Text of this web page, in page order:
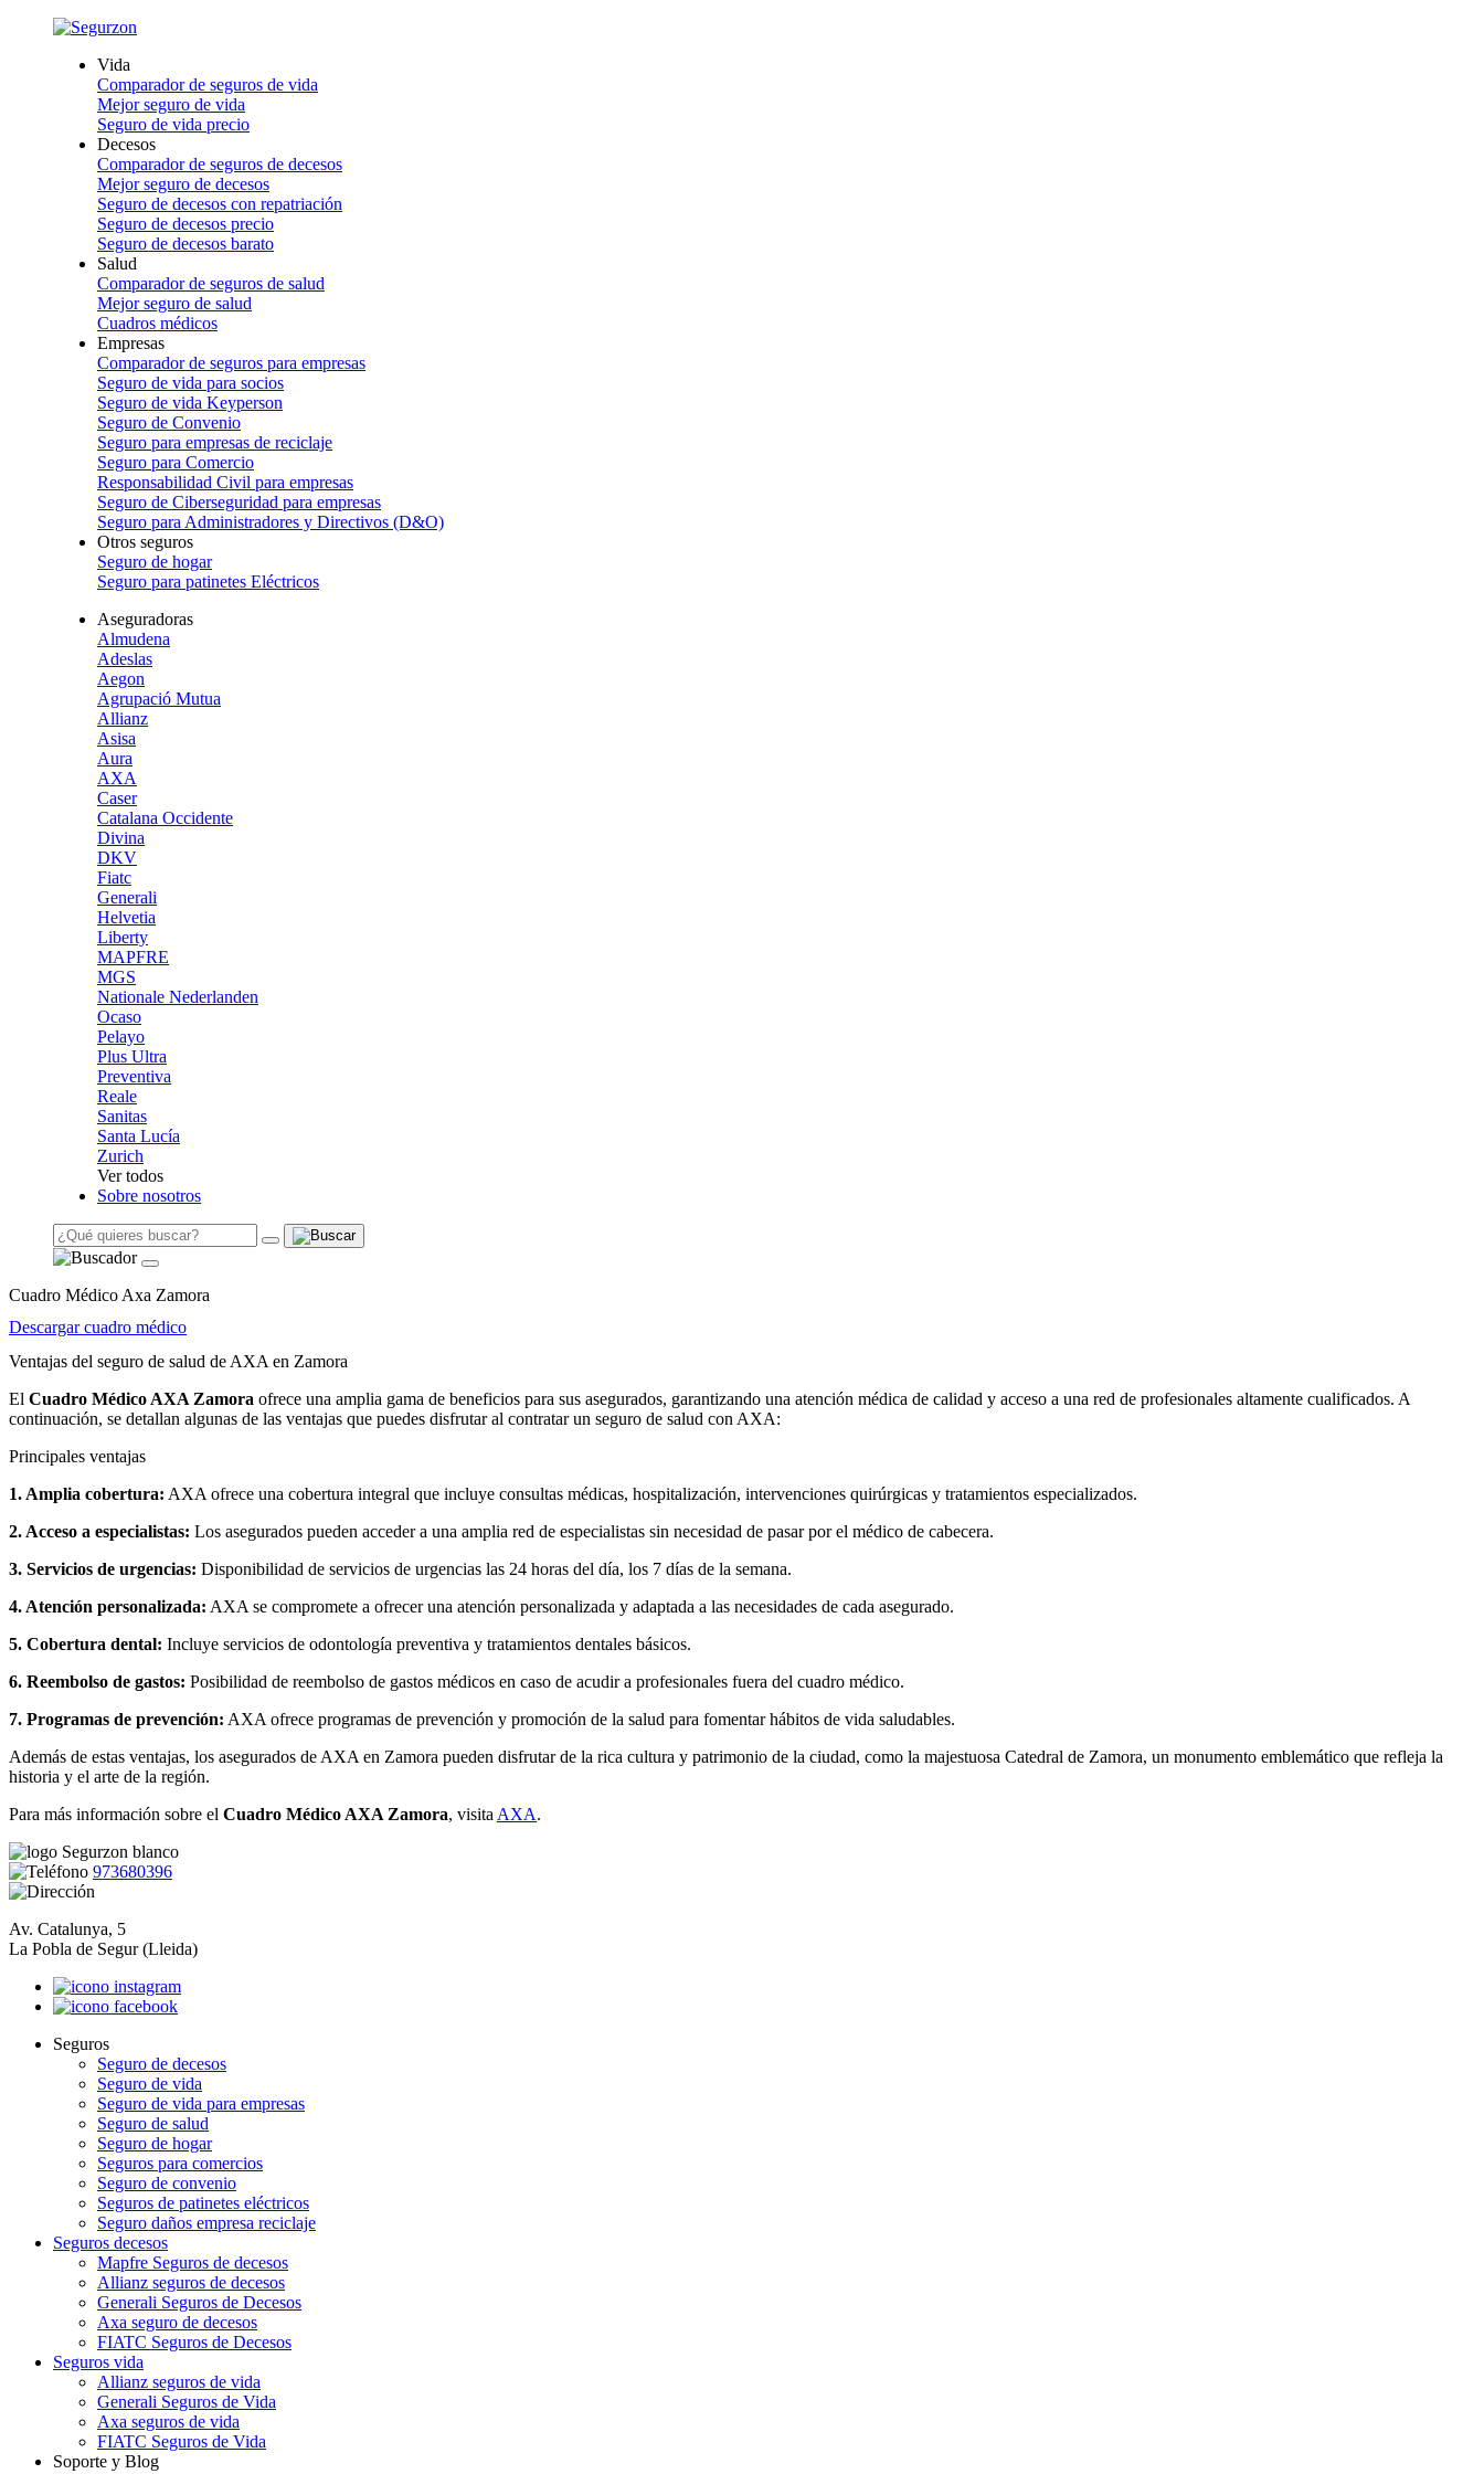
Vida
Comparador de seguros de vida
Mejor seguro de vida
Seguro de vida precio
Decesos
Comparador de seguros de decesos
Mejor seguro de decesos
Seguro de decesos con repatriación
Seguro de decesos precio
Seguro de decesos barato
Salud
Comparador de seguros de salud
Mejor seguro de salud
Cuadros médicos
Empresas
Comparador de seguros para empresas
Seguro de vida para socios
Seguro de vida Keyperson
Seguro de Convenio
Seguro para empresas de reciclaje
Seguro para Comercio
Responsabilidad Civil para empresas
Seguro de Ciberseguridad para empresas
Seguro para Administradores y Directivos (D&O)
Otros seguros
Seguro de hogar
Seguro para patinetes Eléctricos
Aseguradoras
Almudena
Adeslas
Aegon
Agrupació Mutua
Allianz
Asisa
Aura
AXA
Caser
Catalana Occidente
Divina
DKV
Fiatc
Generali
Helvetia
Liberty
MAPFRE
MGS
Nationale Nederlanden
Ocaso
Pelayo
Plus Ultra
Preventiva
Reale
Sanitas
Santa Lucía
Zurich
Ver todos
Sobre nosotros
Cuadro Médico Axa Zamora
Descargar cuadro médico
Ventajas del seguro de salud de AXA en Zamora
El Cuadro Médico AXA Zamora ofrece una amplia gama de beneficios para sus asegurados, garantizando una atención médica de calidad y acceso a una red de profesionales altamente cualificados. A
continuación, se detallan algunas de las ventajas que puedes disfrutar al contratar un seguro de salud con AXA:
Principales ventajas
1. Amplia cobertura: AXA ofrece una cobertura integral que incluye consultas médicas, hospitalización, intervenciones quirúrgicas y tratamientos especializados.
2. Acceso a especialistas: Los asegurados pueden acceder a una amplia red de especialistas sin necesidad de pasar por el médico de cabecera.
3. Servicios de urgencias: Disponibilidad de servicios de urgencias las 24 horas del día, los 7 días de la semana.
4. Atención personalizada: AXA se compromete a ofrecer una atención personalizada y adaptada a las necesidades de cada asegurado.
5. Cobertura dental: Incluye servicios de odontología preventiva y tratamientos dentales básicos.
6. Reembolso de gastos: Posibilidad de reembolso de gastos médicos en caso de acudir a profesionales fuera del cuadro médico.
7. Programas de prevención: AXA ofrece programas de prevención y promoción de la salud para fomentar hábitos de vida saludables.
Además de estas ventajas, los asegurados de AXA en Zamora pueden disfrutar de la rica cultura y patrimonio de la ciudad, como la majestuosa Catedral de Zamora, un monumento emblemático que refleja la
historia y el arte de la región.
Para más información sobre el Cuadro Médico AXA Zamora, visita AXA.
973680396
Av. Catalunya, 5
La Pobla de Segur (Lleida)
Seguros
Seguro de decesos
Seguro de vida
Seguro de vida para empresas
Seguro de salud
Seguro de hogar
Seguros para comercios
Seguro de convenio
Seguros de patinetes eléctricos
Seguro daños empresa reciclaje
Seguros decesos
Mapfre Seguros de decesos
Allianz seguros de decesos
Generali Seguros de Decesos
Axa seguro de decesos
FIATC Seguros de Decesos
Seguros vida
Allianz seguros de vida
Generali Seguros de Vida
Axa seguros de vida
FIATC Seguros de Vida
Soporte y Blog